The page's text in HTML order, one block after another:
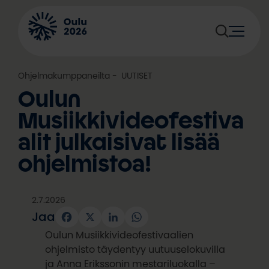
sisältöön
Ohjelmakumppaneilta UUTISET
Oulun
Musiikkivideofestiva
alit julkaisivat lisää
ohjelmistoa!
2.7.2026
Jaa Facebook
X LinkedInWhatsApp
Oulun Musiikkivideofestivaalien
ohjelmisto täydentyy uutuuselokuvilla
ja Anna Erikssonin mestariluokalla –